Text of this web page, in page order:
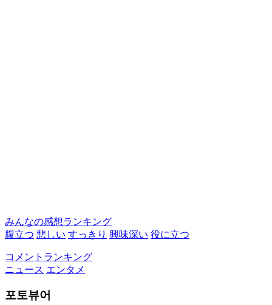
みんなの感想ランキング
腹立つ 悲しい すっきり 興味深い 役に立つ
コメントランキング
ニュース エンタメ
포토뷰어